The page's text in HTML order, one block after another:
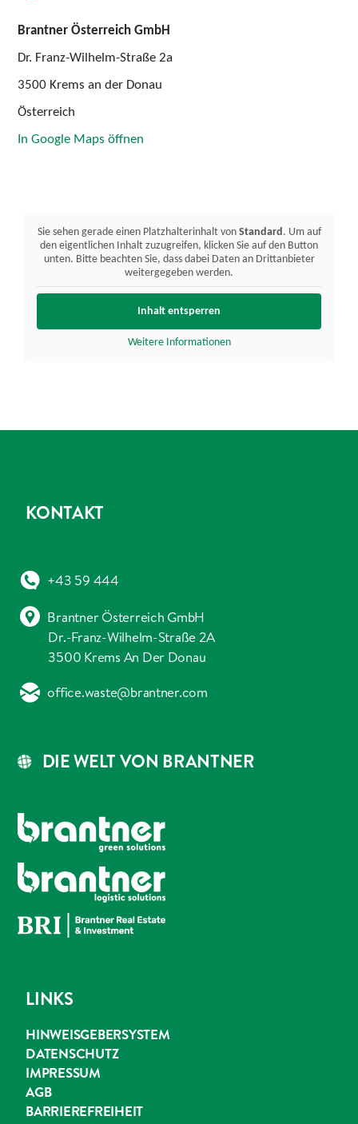
Brantner Österreich GmbH
Dr. Franz-Wilhelm-Straße 2a
3500 Krems an der Donau
Österreich
In Google Maps öffnen
Sie sehen gerade einen Platzhalterinhalt von Standard . Um auf
den eigentlichen Inhalt zuzugreifen, klicken Sie auf den Button
unten. Bitte beachten Sie, dass dabei Daten an Drittanbieter
weitergegeben werden.
Inhalt entsperren
Weitere Informationen
DIE WELT VON BRANTNER
KONTAKT
+43 59 444
Brantner Österreich GmbH
Dr.-Franz-Wilhelm-Straße 2A
3500 Krems An Der Donau
office.waste@brantner.com
LINKS
HINWEISGEBERSYSTEM
DATENSCHUTZ
IMPRESSUM
AGB
BARRIEREFREIHEIT